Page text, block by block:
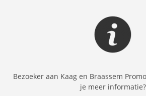
Bezoeker aan Kaag en Braassem
je meer informatie?